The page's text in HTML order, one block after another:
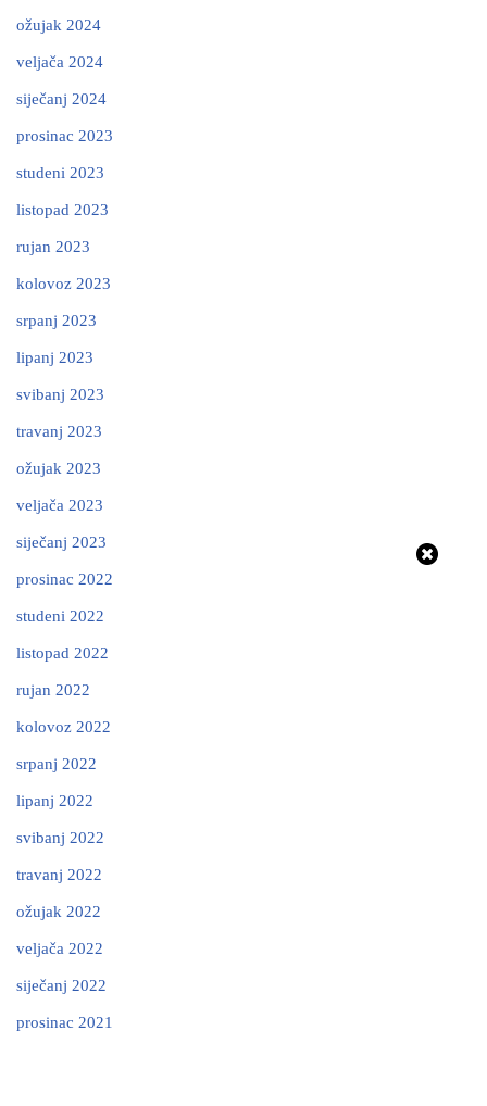
ožujak 2024
veljača 2024
siječanj 2024
prosinac 2023
studeni 2023
listopad 2023
rujan 2023
kolovoz 2023
srpanj 2023
lipanj 2023
svibanj 2023
travanj 2023
ožujak 2023
veljača 2023
siječanj 2023
prosinac 2022
studeni 2022
listopad 2022
rujan 2022
kolovoz 2022
srpanj 2022
lipanj 2022
svibanj 2022
travanj 2022
ožujak 2022
veljača 2022
siječanj 2022
prosinac 2021